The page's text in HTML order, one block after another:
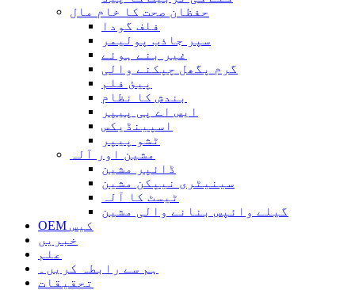
حفظان صحت کا خام مال
فلف گودا
سپر جاذب پولیمر
غیر بنے ہوئے
گرم پگھل چپکنے والی
پیئ فلم
بندش کا نظام
ایس اے پی پیپر
اسپینڈیکس
ٹشو پیپر
مشین اور آلہ
ڈائپر مشین
سینیٹری نیپکن مشین
ٹیسٹ کا آلہ
گیلے وائپس بنانے والی مشین
OEM کیس
خبریں
علم
ہم سے رابطہ کریں۔
تحقیقات